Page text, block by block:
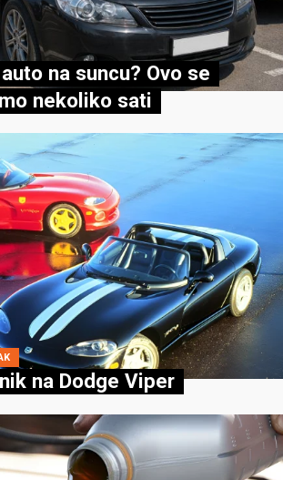
na suncu? Ovo se
nekoliko sati
na Dodge Viper